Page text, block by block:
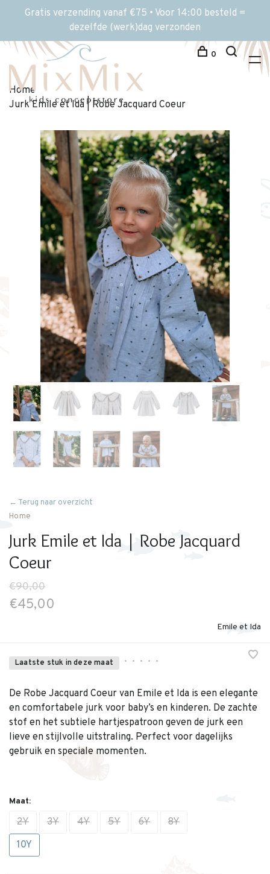
Gratis verzending vanaf €75 • Voor 14:00 besteld =
dezelfde (werk)dag verzonden
0
Home
Jurk Emile et Ida | Robe Jacquard Coeur
← Terug naar overzicht
Home
Jurk Emile et Ida | Robe Jacquard
Coeur
€90,00
€45,00
Emile et Ida
Laatste stuk in deze maat • • • • •
De Robe Jacquard Coeur van Emile et Ida is een elegante
en comfortabele jurk voor baby’s en kinderen. De zachte
stof en het subtiele hartjespatroon geven de jurk een
lieve en stijlvolle uitstraling. Perfect voor dagelijks
gebruik en speciale momenten.
Maat:
2Y 3Y 4Y 5Y 6Y
8Y
10Y